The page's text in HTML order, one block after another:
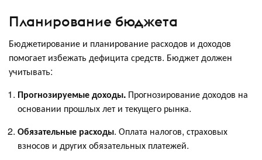
Планирование бюджета
Бюджетирование и планирование расходов и доходов
помогает избежать дефицита средств. Бюджет должен
учитывать:
Прогнозируемые доходы. Прогнозирование доходов на
основании прошлых лет и текущего рынка.
Обязательные расходы. Оплата налогов, страховых
взносов и других обязательных платежей.